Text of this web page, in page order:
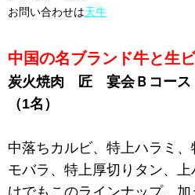
お問い合わせは天牛
中国の名ブランド牛と生
炭火焼肉 匠 宴会Ｂコー
（1名）
中落ちカルビ、特上ハラミ
モバラ、特上厚切りタン、